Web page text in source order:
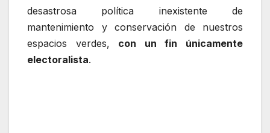
desastrosa política inexistente de
mantenimiento y conservación de nuestros
espacios verdes, con un fin únicamente
electoralista.